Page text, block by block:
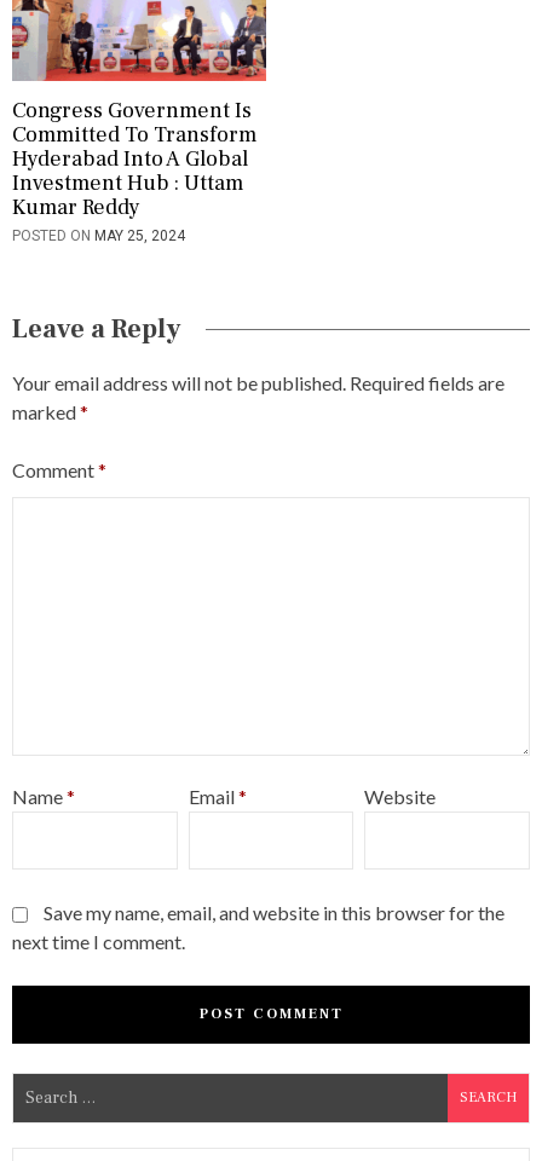
Congress Government Is
Committed To Transform
Hyderabad Into A Global
Investment Hub : Uttam
Kumar Reddy
POSTED ON MAY 25, 2024
Leave a Reply
Your email address will not be published. Required fields are
marked*
Comment*
Name* Email* Website
Save my name, email, and website in this browser for the
next time I comment.
a